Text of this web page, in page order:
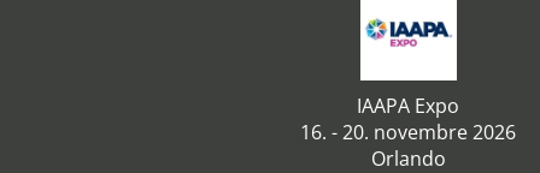
IAAPA Expo
16. - 20. novembre 2026
Orlando